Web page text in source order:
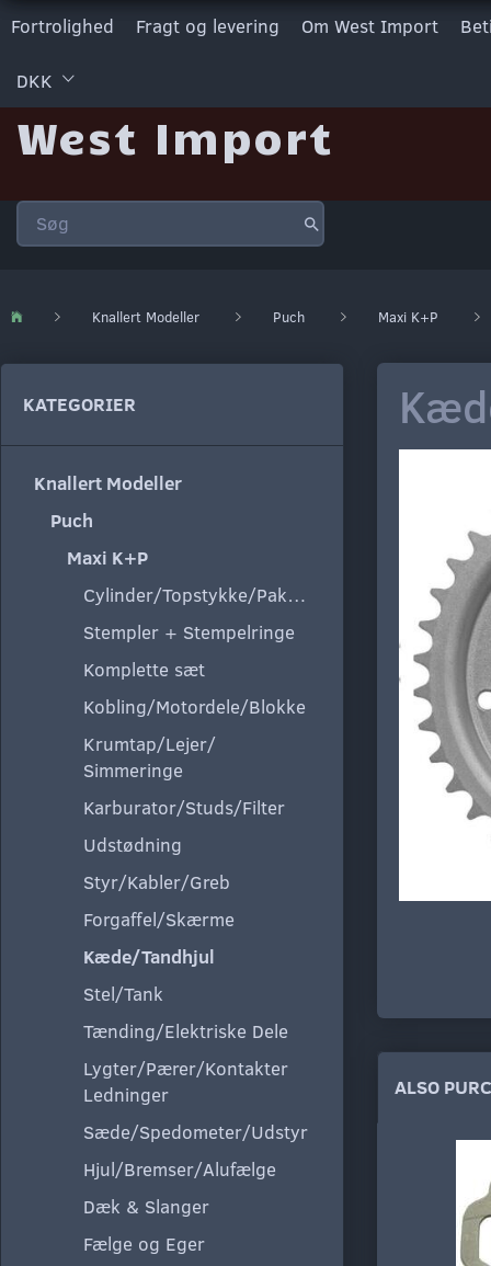
Fortrolighed Fragt og levering Om West Import
DKK
West Import
Knallert Modeller Puch Maxi K+P
KATEGORIER
Knallert Modeller
Puch
Maxi K+P
Cylinder/Topstykke/Pakning
Stempler + Stempelringe
Komplette sæt
Kobling/Motordele/Blokke
Krumtap/Lejer/
Simmeringe
Karburator/Studs/Filter
Udstødning
Styr/Kabler/Greb
Forgaffel/Skærme
Kæde/Tandhjul
Stel/Tank
Tænding/Elektriske Dele
Lygter/Pærer/Kontakter
Ledninger
Sæde/Spedometer/Udstyr
Hjul/Bremser/Alufælge
Dæk & Slanger
Fælge og Eger
ALSO